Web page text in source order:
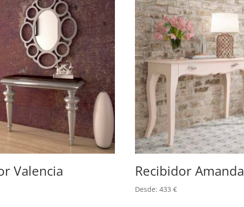
Valencia Recibidor Amanda
Desde:433€